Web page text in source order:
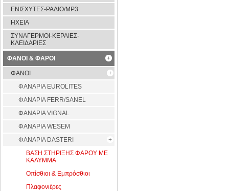
ΕΝΙΣΧΥΤΕΣ-ΡΑΔΙΟ/MP3
ΗΧΕΙΑ
ΣΥΝΑΓΕΡΜΟΙ-ΚΕΡΑΙΕΣ-
ΚΛΕΙΔΑΡΙΕΣ
ΦΑΝΟΙ & ΦΑΡΟΙ
ΦΑΝΟΙ
ΦAΝΑΡΙΑ EUROLITES
ΦΑΝΑΡΙΑ FERR/SANEL
ΦΑΝΑΡΙΑ VIGNAL
ΦΑΝΑΡΙΑ WESEM
ΦΑΝΑΡΙΑ DASTERI
ΒΑΣΗ ΣΤΗΡΙΞΗΣ ΦΑΡΟΥ ΜΕ
ΚΑΛΥΜΜΑ
Οπίσθιοι & Εμπρόσθιοι
Πλαφονιέρες